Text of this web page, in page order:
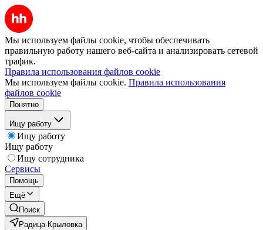
Мы используем файлы cookie, чтобы обеспечивать
правильную работу нашего веб-сайта и анализировать сетевой
трафик.
Правила использования файлов cookie
Мы используем файлы cookie. Правила использования
файлов cookie
Понятно
Ищу работу
Ищу работу
Ищу работу
Ищу сотрудника
Сервисы
Помощь
Ещё
Поиск
Радица-Крыловка